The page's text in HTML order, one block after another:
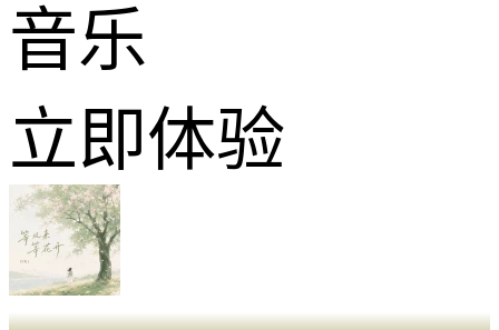
音乐
立即体验